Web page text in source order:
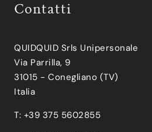
Contatti
QUIDQUID Srls Unipersonale
Via Parrilla, 9
31015 - Conegliano (TV)
Italia
T: +39 375 5602855